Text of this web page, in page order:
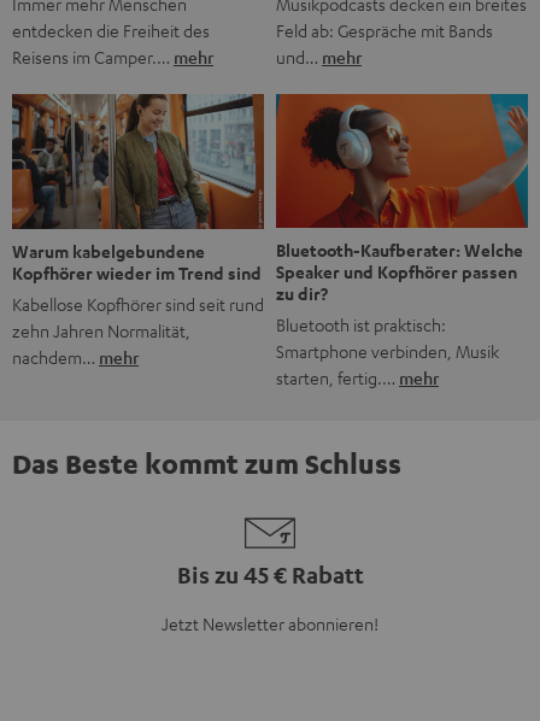
entdecken die Freiheit des
Reisens im Camper.… mehr
Feld ab: Gespräche mit Bands
und… mehr
Warum kabelgebundene
Kopfhörer wieder im Trend sind
Kabellose Kopfhörer sind seit rund
zehn Jahren Normalität,
nachdem… mehr
Bluetooth-Kaufberater: Welche
Speaker und Kopfhörer passen
zu dir?
Bluetooth ist praktisch:
Smartphone verbinden, Musik
starten, fertig.… mehr
Das Beste kommt zum Schluss
Bis zu 45 € Rabatt
Jetzt Newsletter abonnieren!